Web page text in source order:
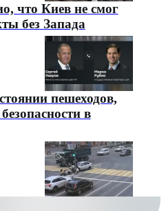
что Киев не смог
без Запада
пешеходов,
в